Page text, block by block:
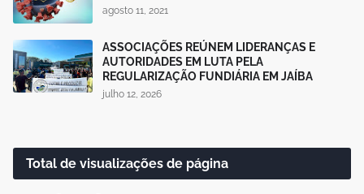
agosto 11, 2021
ASSOCIAÇÕES REÚNEM LIDERANÇAS E
AUTORIDADES EM LUTA PELA
REGULARIZAÇÃO FUNDIÁRIA EM JAÍBA
julho 12, 2026
Total de visualizações de página